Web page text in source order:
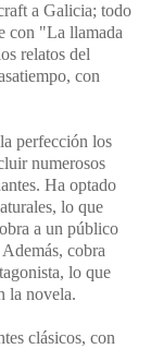
a Galicia; todo
con "La llamada
relatos del
con
perfección los
numerosos
Ha optado
lo que
a un público
cobra
lo que
la novela.
clásicos, con